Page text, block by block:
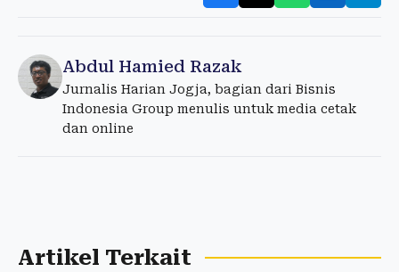
Abdul Hamied Razak
Jurnalis Harian Jogja, bagian dari Bisnis
Indonesia Group menulis untuk media cetak
dan online
Artikel Terkait